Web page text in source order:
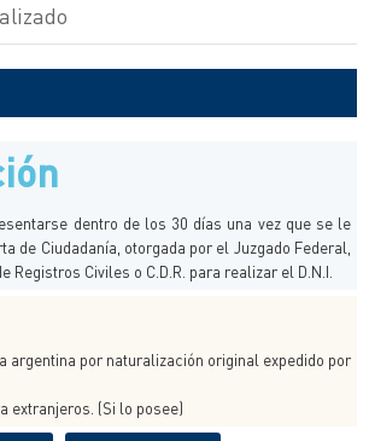
dentro de los 30 días una vez que se le
de Ciudadanía, otorgada por el Juzgado Federal,
Registros Civiles o C.D.R. para realizar el D.N.I.
argentina por naturalización original expedido por
extranjeros. (Si lo posee)